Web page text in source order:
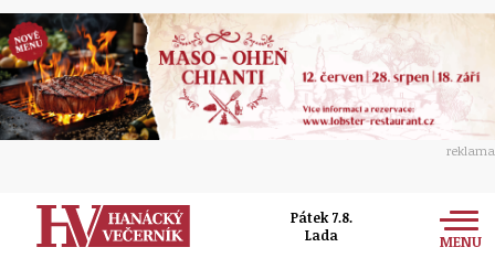
reklama
Pátek 7.8.
Lada
MENU